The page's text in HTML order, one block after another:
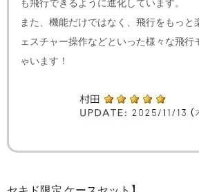
も飛行できるように進化しています。
また、機能だけではなく、飛行をもっと
ェスチャー操作などといった様々な飛行
ゃいます！